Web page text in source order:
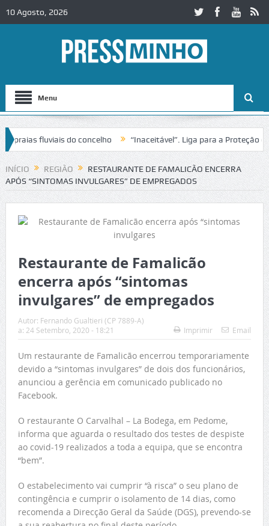
10 Agosto, 2026
Menu
fluviais do concelho “Inaceitável”. Liga para a Proteção da
trânsito no IC2 em Alcobaça Igreja do Castelo de Cerveira
INÍCIO REGIÃO
RESTAURANTE DE FAMALICÃO ENCERRA
APÓS “SINTOMAS INVULGARES” DE EMPREGADOS
Restaurante de Famalicão
encerra após “sintomas
invulgares” de empregados
Autor: Fernando Gualtieri (CP 7889-A)
a: 24 Setembro, 2020 - 18:21 Imprimir Email
Um restaurante de Famalicão encerrou temporariamente
devido a “sintomas invulgares” de dois dos funcionários,
anunciou a gerência em comunicado publicado no
Facebook.
O restaurante O Carvalhal – La Bodega, em Pedome,
informa que aguarda o resultado dos testes de despiste
ao covid-19 realizados a toda a equipa, que se encontra
“bem”.
O estabelecimento vai cumprir “à risca” o seu plano de
contingência e cumprir o isolamento de 14 dias, como
recomenda a Direcção Geral da Saúde (DGS), prevendo-se